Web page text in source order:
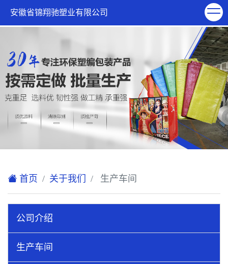
欢迎访问安徽省锦翔驰塑业有限公司网站！
联系我们
安徽省锦翔驰塑业有限公司
首页 关于我们 生产车间
公司介绍
生产车间